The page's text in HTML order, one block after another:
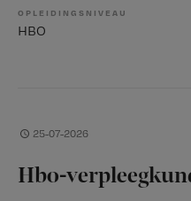
OPLEIDINGSNIVEAU
HBO
25-07-2026
Hbo-